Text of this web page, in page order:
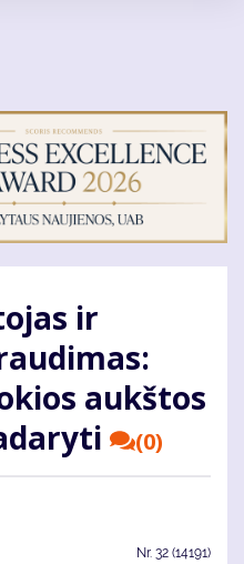
ir
aukštos
(0)
Nr. 32 (14191)